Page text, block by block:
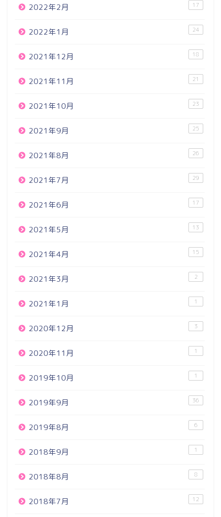
2022年2月 17
2022年1月 24
2021年12月 18
2021年11月 21
2021年10月 23
2021年9月 25
2021年8月 26
2021年7月 29
2021年6月 17
2021年5月 13
2021年4月 15
2021年3月 2
2021年1月 1
2020年12月 3
2020年11月 1
2019年10月 1
2019年9月 36
2019年8月 6
2018年9月 1
2018年8月 8
2018年7月 12